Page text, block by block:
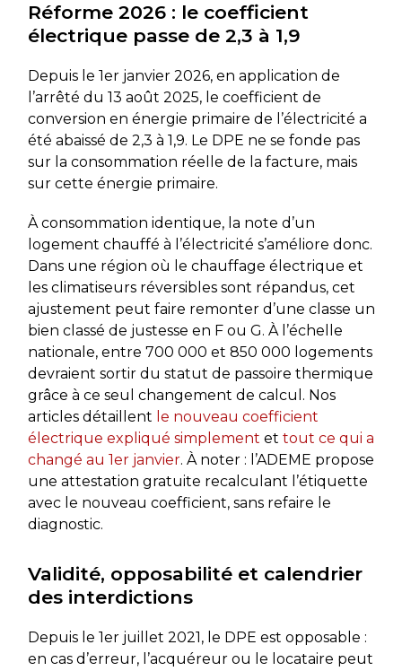
Réforme 2026 : le coefficient
électrique passe de 2,3 à 1,9
Depuis le 1er janvier 2026, en application de
l’arrêté du 13 août 2025, le coefficient de
conversion en énergie primaire de l’électricité a
été abaissé de 2,3 à 1,9. Le DPE ne se fonde pas
sur la consommation réelle de la facture, mais
sur cette énergie primaire.
À consommation identique, la note d’un
logement chauffé à l’électricité s’améliore donc.
Dans une région où le chauffage électrique et
les climatiseurs réversibles sont répandus, cet
ajustement peut faire remonter d’une classe un
bien classé de justesse en F ou G. À l’échelle
nationale, entre 700 000 et 850 000 logements
devraient sortir du statut de passoire thermique
grâce à ce seul changement de calcul. Nos
articles détaillent le nouveau coefficient
électrique expliqué simplement et tout ce qui a
changé au 1er janvier. À noter : l’ADEME propose
une attestation gratuite recalculant l’étiquette
avec le nouveau coefficient, sans refaire le
diagnostic.
Validité, opposabilité et calendrier
des interdictions
Depuis le 1er juillet 2021, le DPE est opposable :
en cas d’erreur, l’acquéreur ou le locataire peut